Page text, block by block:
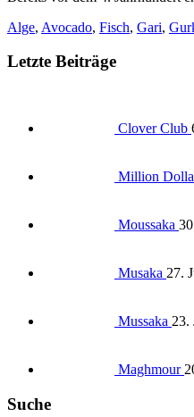
Alge, Avocado, Fisch, Gari,
Letzte Beiträge
Clover Club
Million
Moussaka
Musaka 27.
Mussaka 23.
Maghmour
Suche